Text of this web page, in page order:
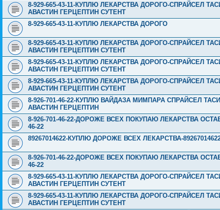
8-929-665-43-11-КУПЛЮ ЛЕКАРСТВА ДОРОГО-СПРАЙСЕЛ
АВАСТИН ГЕРЦЕПТИН СУТЕНТ
8-929-665-43-11-КУПЛЮ ЛЕКАРСТВА ДОРОГО
8-929-665-43-11-КУПЛЮ ЛЕКАРСТВА ДОРОГО-СПРАЙСЕЛ
АВАСТИН ГЕРЦЕПТИН СУТЕНТ
8-929-665-43-11-КУПЛЮ ЛЕКАРСТВА ДОРОГО-СПРАЙСЕЛ
АВАСТИН ГЕРЦЕПТИН СУТЕНТ
8-929-665-43-11-КУПЛЮ ЛЕКАРСТВА ДОРОГО-СПРАЙСЕЛ
АВАСТИН ГЕРЦЕПТИН СУТЕНТ
8-926-701-46-22-КУПЛЮ ВАЙДАЗА МИМПАРА СПРАЙСЕЛ
АВАСТИН ГЕРЦЕПТИН
8-926-701-46-22-ДОРОЖЕ ВСЕХ ПОКУПАЮ ЛЕКАРСТВА
46-22
89267014622-КУПЛЮ ДОРОЖЕ ВСЕХ ЛЕКАРСТВА-
8-926-701-46-22-ДОРОЖЕ ВСЕХ ПОКУПАЮ ЛЕКАРСТВА
46-22
8-929-665-43-11-КУПЛЮ ЛЕКАРСТВА ДОРОГО-СПРАЙСЕЛ
АВАСТИН ГЕРЦЕПТИН СУТЕНТ
8-929-665-43-11-КУПЛЮ ЛЕКАРСТВА ДОРОГО-СПРАЙСЕЛ
АВАСТИН ГЕРЦЕПТИН СУТЕНТ